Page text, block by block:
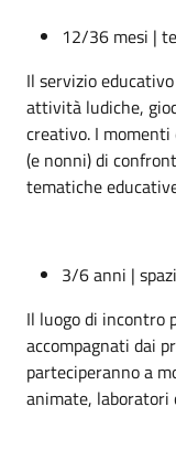
12/36 mesi |
Il servizio
attività ludiche,
creativo. I
(e nonni) di
tematiche
3/6 anni |
Il luogo di incontro
accompagnati dai
parteciperanno a
animate,